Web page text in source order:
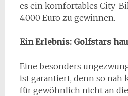
es ein komfortables City-
4.000 Euro zu gewinnen.
Ein Erlebnis: Golfstars
Eine besonders
ist garantiert, denn so nah
für gewöhnlich nicht an